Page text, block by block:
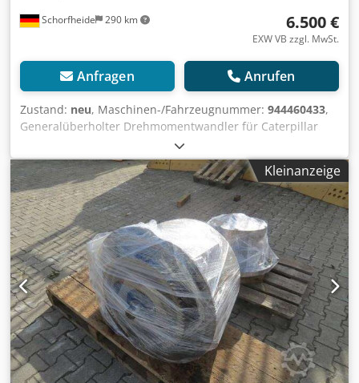
Schorfheide 290 km 6.500 €
EXW VB zzgl. MwSt.
Anfragen Anrufen
Zustand: neu, Maschinen-/Fahrzeugnummer: 944460433,
Generalüberholter Drehmomentwandler für Caterpillar
D11 N R mit Prefix 74Z Weitere Informationen Dedpfx
Acsmwit Eeljck Typ: Getriebe, Allgemeiner Zustand: sehr
gut, Technischer Zustand: sehr gut, Optischer Zustand:
sehr gut,
Kleinanzeige